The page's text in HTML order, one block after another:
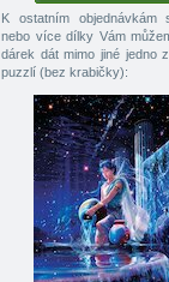
K ostatním objednávkám
nebo více dílky Vám
dárek dát mimo jiné jedno
puzzlí (bez krabičky):